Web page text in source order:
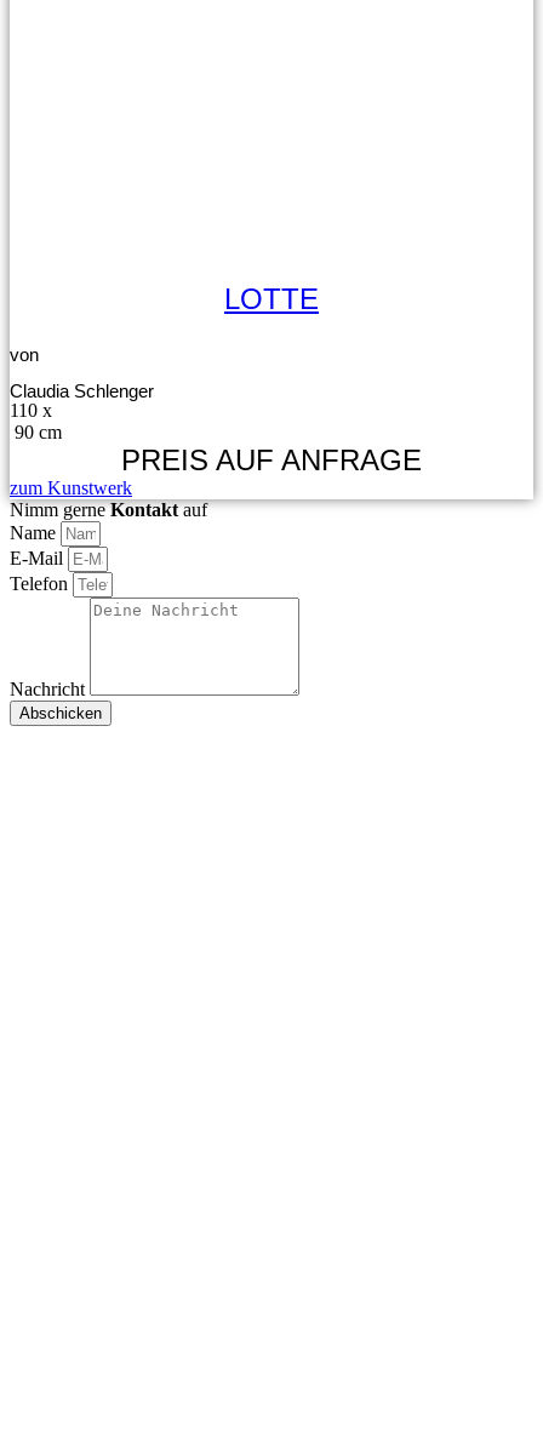
LOTTE
von
Claudia Schlenger
110 x
90 cm
PREIS AUF ANFRAGE
zum Kunstwerk
Nimm gerneKontaktauf
Name
E-Mail
Telefon
Nachricht
Abschicken